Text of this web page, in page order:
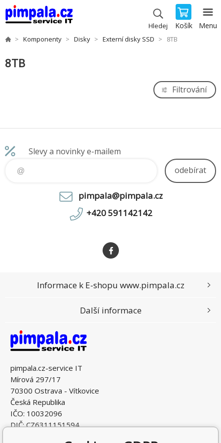
Hledej Košík Menu
Komponenty Disky Externí disky SSD 8TB
8TB
Filtrování
Slevy a novinky e-mailem
odebírat
pimpala@pimpala.cz
+420 591142142
pimpala.cz-service IT
Mírová 297/17
70300 Ostrava - Vítkovice
Česká Republika
IČO: 10032096
DIČ: CZ6311151594
Informace k E-shopu www.pimpala.cz
Další informace